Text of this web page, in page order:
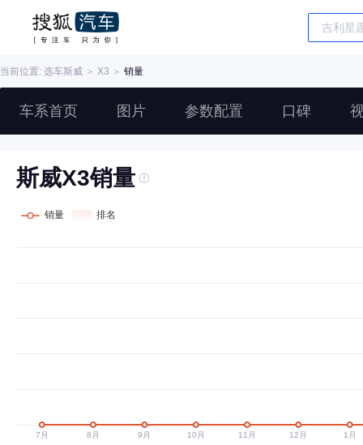
当前位置: 选车斯威 ＞ X3 ＞ 销量
车系首页 图片 参数配置 口碑
斯威X3销量